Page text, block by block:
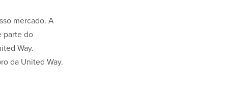
mercado. A
parte do
Way.
da United Way.